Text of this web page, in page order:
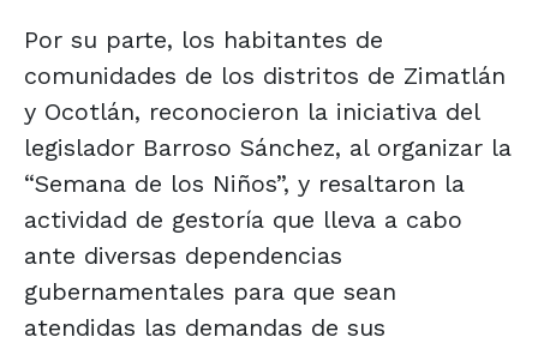
Por su parte, los habitantes de
comunidades de los distritos de Zimatlán
y Ocotlán, reconocieron la iniciativa del
legislador Barroso Sánchez, al organizar la
“Semana de los Niños”, y resaltaron la
actividad de gestoría que lleva a cabo
ante diversas dependencias
gubernamentales para que sean
atendidas las demandas de sus